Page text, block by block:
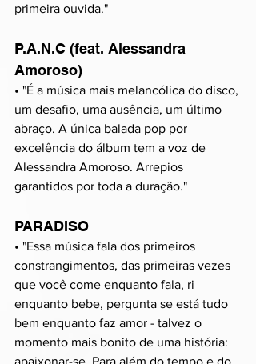
primeira ouvida."
P.A.N.C (feat. Alessandra
Amoroso)
• "É a música mais melancólica do disco,
um desafio, uma ausência, um último
abraço. A única balada pop por
excelência do álbum tem a voz de
Alessandra Amoroso. Arrepios
garantidos por toda a duração."
PARADISO
• "Essa música fala dos primeiros
constrangimentos, das primeiras vezes
que você come enquanto fala, ri
enquanto bebe, pergunta se está tudo
bem enquanto faz amor - talvez o
momento mais bonito de uma história:
apaixonar-se. Para além do tempo e do